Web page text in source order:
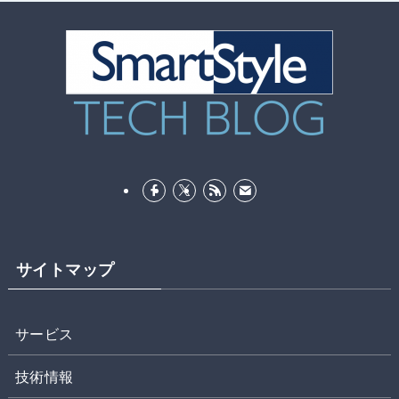
サイトマップ
サービス
技術情報